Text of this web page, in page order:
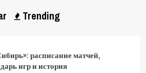
Trending
расписание матчей,
игр и история